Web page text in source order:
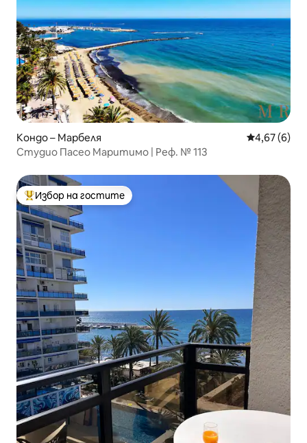
Кондо – Марбеля Средна
4,67 (6)
Студио Пасео Маритимо | Реф. № 113
Най-популярен избор на гостите
Избор на гостите